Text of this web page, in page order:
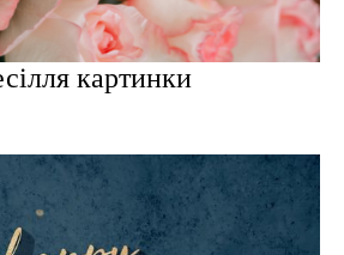
картинки